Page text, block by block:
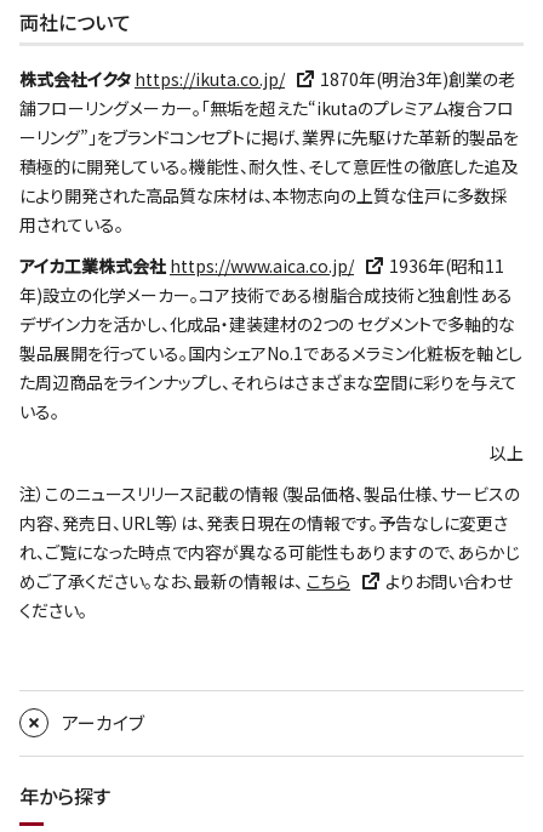
両社について
株式会社イクタ https://ikuta.co.jp/
1870年(明治3年)創業の老
舗フローリングメーカー。「無垢を超えた“ikutaのプレミアム複合フロ
ーリング”」をブランドコンセプトに掲げ、業界に先駆けた革新的製品を
積極的に開発している。機能性、耐久性、そして意匠性の徹底した追及
により開発された高品質な床材は、本物志向の上質な住戸に多数採
用されている。
アイカ工業株式会社 https://www.aica.co.jp/
1936年(昭和11
年)設立の化学メーカー。コア技術である樹脂合成技術と独創性ある
デザイン力を活かし、化成品・建装建材の2つの セグメントで多軸的な
製品展開を行っている。国内シェアNo.1であるメラミン化粧板を軸とし
た周辺商品をラインナップし、それらはさまざまな空間に彩りを与えて
いる。
以上
注）このニュースリリース記載の情報（製品価格、製品仕様、サービスの
内容、発売日、URL等）は、発表日現在の情報です。予告なしに変更さ
れ、ご覧になった時点で内容が異なる可能性もありますので、あらかじ
めご了承ください。なお、最新の情報は、 こちら
よりお問い合わせ
ください。
アーカイブ
年から探す